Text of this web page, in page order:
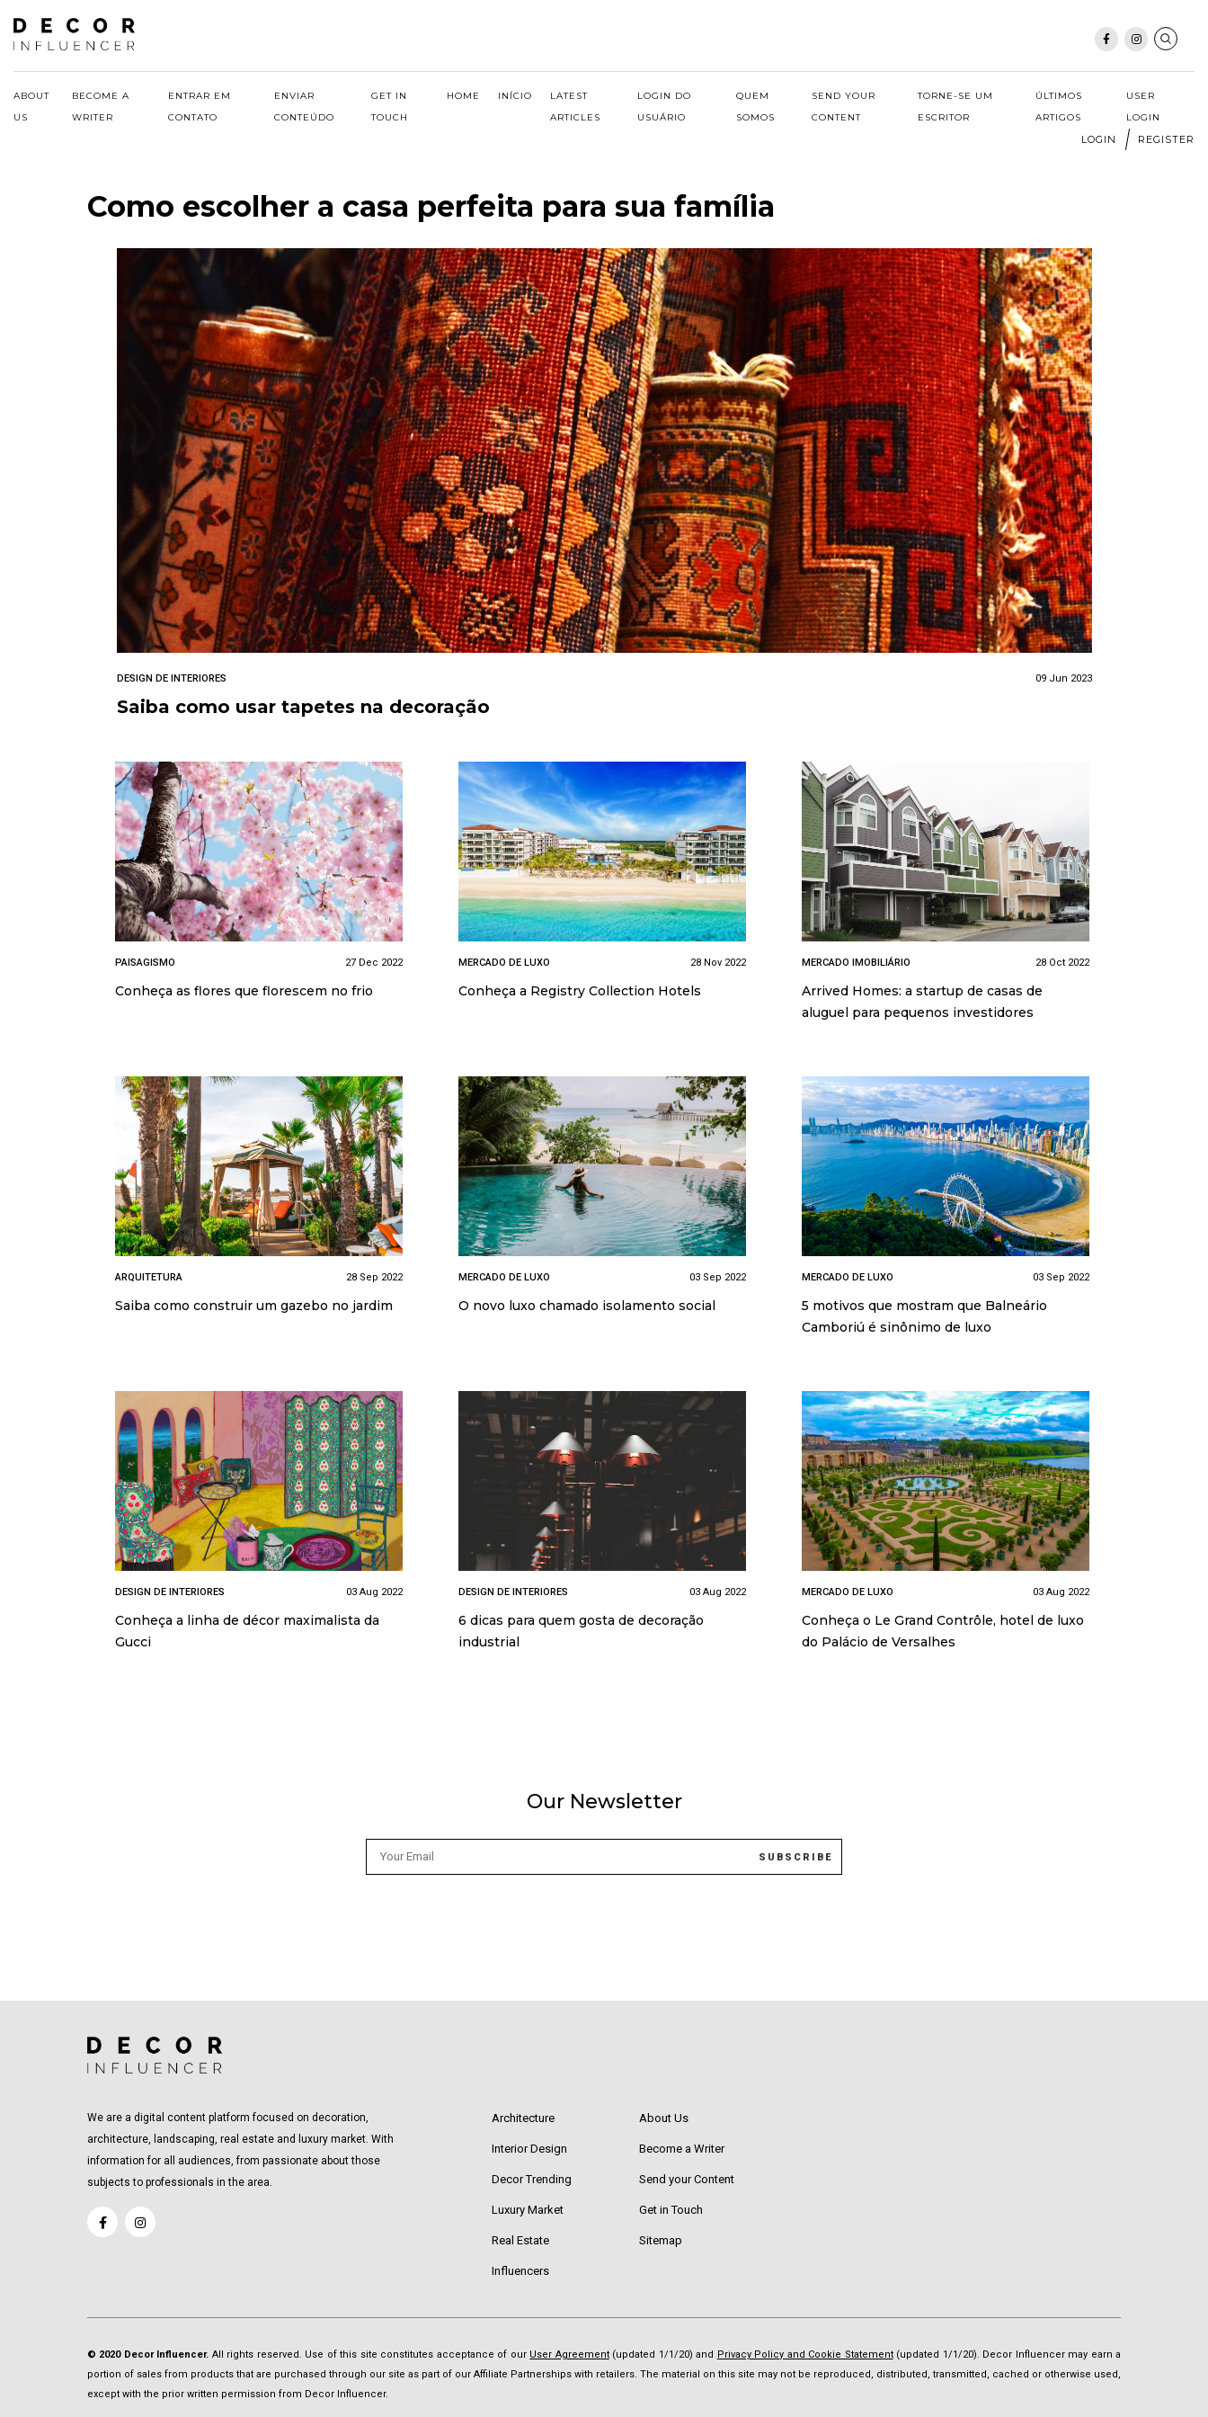
Skip
content
ABOUT
US
BECOME A
WRITER
ENTRAR EM
CONTATO
ENVIAR
CONTEÚDO
GET IN
TOUCH
HOME INÍCIO
LATEST
ARTICLES
LOGIN DO
USUÁRIO
QUEM
SOMOS
SEND YOUR
CONTENT
TORNE-SE UM
ESCRITOR
ÚLTIMOS
ARTIGOS
USER
LOGIN
LOGIN REGISTER
Como escolher a casa perfeita para sua família
DESIGN DE INTERIORES 09 Jun 2023
Saiba como usar tapetes na decoração
PAISAGISMO 27 Dec 2022
Conheça as flores que florescem no frio
MERCADO DE LUXO 28 Nov 2022
Conheça a Registry Collection Hotels
MERCADO IMOBILIÁRIO 28 Oct 2022
Arrived Homes: a startup de casas de
aluguel para pequenos investidores
ARQUITETURA 28 Sep 2022
Saiba como construir um gazebo no jardim
MERCADO DE LUXO 03 Sep 2022
O novo luxo chamado isolamento social
MERCADO DE LUXO 03 Sep 2022
5 motivos que mostram que Balneário
Camboriú é sinônimo de luxo
DESIGN DE INTERIORES 03 Aug 2022
Conheça a linha de décor maximalista da
Gucci
DESIGN DE INTERIORES 03 Aug 2022
6 dicas para quem gosta de decoração
industrial
MERCADO DE LUXO 03 Aug 2022
Conheça o Le Grand Contrôle, hotel de luxo
do Palácio de Versalhes
Our Newsletter
We are a digital content platform focused on decoration,
architecture, landscaping, real estate and luxury market. With
information for all audiences, from passionate about those
subjects to professionals in the area.
Architecture
Interior Design
Decor Trending
Luxury Market
Real Estate
Influencers
About Us
Become a Writer
Send your Content
Get in Touch
Sitemap
© 2020 Decor Influencer. All rights reserved. Use of this site constitutes acceptance of our User Agreement(updated 1/1/20) and Privacy Policy and Cookie Statement(updated 1/1/20). Decor Influencer may earn a
portion of sales from products that are purchased through our site as part of our Affiliate Partnerships with retailers. The material on this site may not be reproduced, distributed, transmitted, cached or otherwise used,
except with the prior written permission from Decor Influencer.